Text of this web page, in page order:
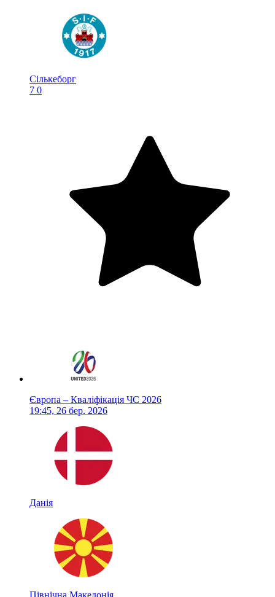
Сількеборг
7 0
Європа – Кваліфікація ЧС 2026
19:45, 26 бер. 2026
Данія
Північна Македонія